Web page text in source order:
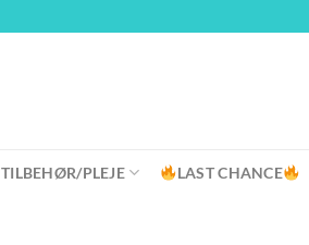
TILBEHØR/PLEJE LAST CHANCE